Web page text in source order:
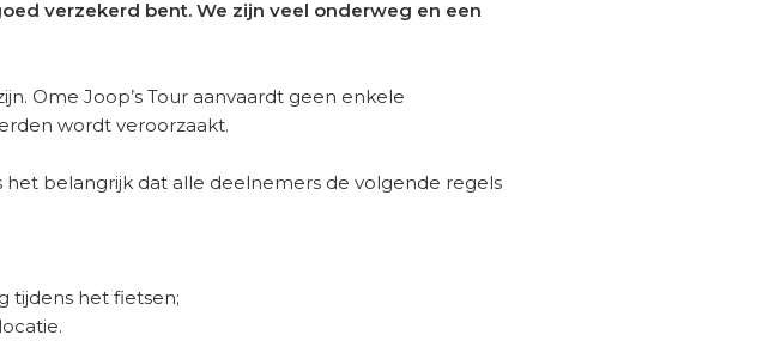
verzekerd bent. We zijn veel onderweg en een
Ome Joop’s Tour aanvaardt geen enkele
wordt veroorzaakt.
belangrijk dat alle deelnemers de volgende regels
tijdens het fietsen;